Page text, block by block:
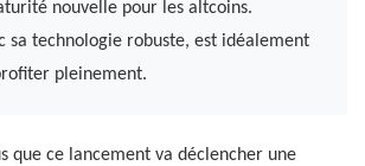
nouvelle pour les altcoins.
sa technologie robuste, est idéalement
pleinement.
que ce lancement va déclencher une